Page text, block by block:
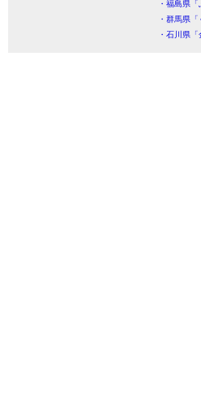
・福島県「
・群馬県「
・石川県「